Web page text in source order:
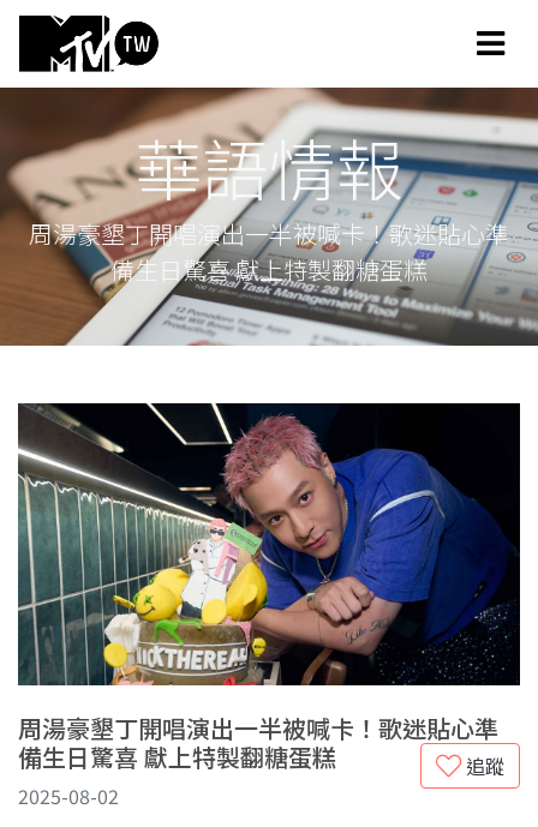
華語情報
周湯豪墾丁開唱演出一半被喊卡！歌迷貼心準
備生日驚喜 獻上特製翻糖蛋糕
周湯豪墾丁開唱演出一半被喊卡！歌迷貼心準
備生日驚喜 獻上特製翻糖蛋糕
追蹤
2025-08-02